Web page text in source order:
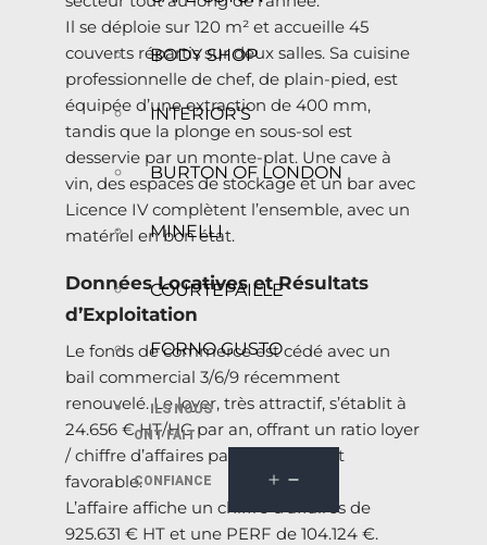
BODY SHOP
INTERIOR’S
BURTON OF LONDON
MINELLI
COURTEPAILLE
FORNO GUSTO
ILS NOUS
ONT FAIT
CONFIANCE
Il se déploie sur 120 m² et accueille 45
couverts répartis sur deux salles. Sa cuisine
professionnelle de chef, de plain-pied, est
équipée d’une extraction de 400 mm,
tandis que la plonge en sous-sol est
desservie par un monte-plat. Une cave à
vin, des espaces de stockage et un bar avec
Licence IV complètent l’ensemble, avec un
matériel en bon état.
Données Locatives et Résultats
d’Exploitation
Le fonds de commerce est cédé avec un
bail commercial 3/6/9 récemment
renouvelé. Le loyer, très attractif, s’établit à
24.656 € HT/HC par an, offrant un ratio loyer
/ chiffre d’affaires particulièrement
favorable.
L’affaire affiche un chiffre d’affaires de
925.631 € HT et une PERF de 104.124 €.